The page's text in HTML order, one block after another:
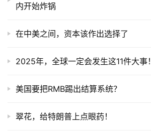
内开始炸锅
在中美之间，资本该作出选择了
2025年，全球一定会发生这11件大事！
美国要把RMB踢出结算系统？
翠花，给特朗普上点眼药！